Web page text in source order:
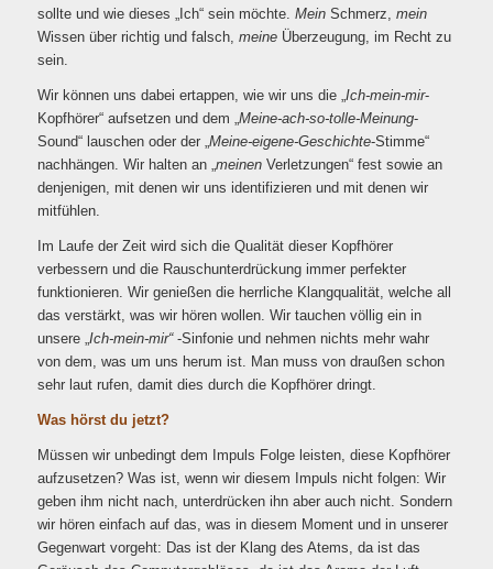
sollte und wie dieses „Ich“ sein möchte. Mein Schmerz, mein
Wissen über richtig und falsch, meine Überzeugung, im Recht zu
sein.
Wir können uns dabei ertappen, wie wir uns die „ Ich-mein-mir-
Kopfhörer“ aufsetzen und dem „ Meine-ach-so-tolle-Meinung-
Sound“ lauschen oder der „ Meine-eigene-Geschichte-Stimme“
nachhängen. Wir halten an „ meinenVerletzungen“ fest sowie an
denjenigen, mit denen wir uns identifizieren und mit denen wir
mitfühlen.
Im Laufe der Zeit wird sich die Qualität dieser Kopfhörer
verbessern und die Rauschunterdrückung immer perfekter
funktionieren. Wir genießen die herrliche Klangqualität, welche all
das verstärkt, was wir hören wollen. Wir tauchen völlig ein in
unsere „ Ich-mein-mir“-Sinfonie und nehmen nichts mehr wahr
von dem, was um uns herum ist. Man muss von draußen schon
sehr laut rufen, damit dies durch die Kopfhörer dringt.
Was hörst du jetzt?
Müssen wir unbedingt dem Impuls Folge leisten, diese Kopfhörer
aufzusetzen? Was ist, wenn wir diesem Impuls nicht folgen: Wir
geben ihm nicht nach, unterdrücken ihn aber auch nicht. Sondern
wir hören einfach auf das, was in diesem Moment und in unserer
Gegenwart vorgeht: Das ist der Klang des Atems, da ist das